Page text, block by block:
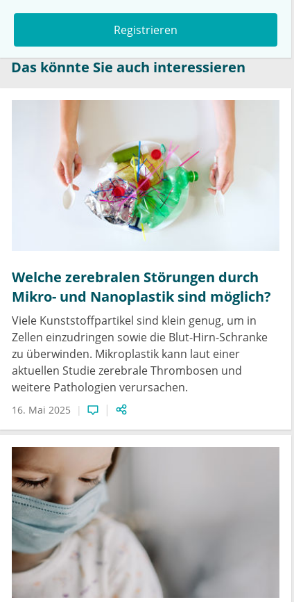
Registrieren
Das könnte Sie auch interessieren
Welche zerebralen Störungen durch
Mikro- und Nanoplastik sind möglich?
Viele Kunststoffpartikel sind klein genug, um in
Zellen einzudringen sowie die Blut-Hirn-Schranke
zu überwinden. Mikroplastik kann laut einer
aktuellen Studie zerebrale Thrombosen und
weitere Pathologien verursachen.
16. Mai 2025